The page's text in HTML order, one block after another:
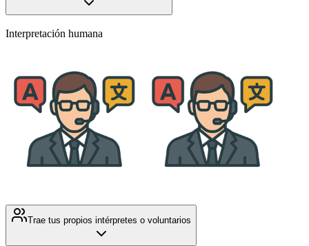
Interpretación humana
Trae tus propios intérpretes o voluntarios